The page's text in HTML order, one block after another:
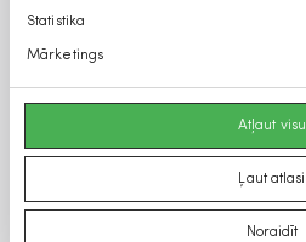
Statistika
Mārketings
Atļaut visu
Ļaut atlasi
Noraidīt